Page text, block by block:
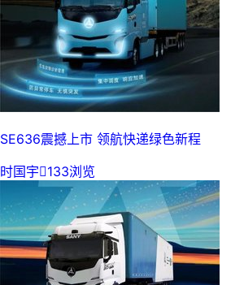
SE636震撼上市 领航快递绿色新程
时国宇133浏览